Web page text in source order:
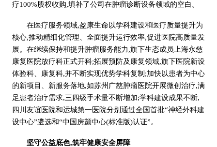
疗100%股权收购,填补了公司在肿瘤诊断设备领域的空白。
在医疗服务领域,盈康生命以学科建设和医疗质量提升为
核心,推动精细化管理、全面提升运行效率,促进医院高质量发
展。在继续保持和提升肿瘤服务能力,旗下生态成员上海永慈
康复医院放疗科正式开科;拓展预防及康复领域,旗下医院新设
体验科、康复科,并不断实现优势学科复制;加快以患者为中心
的新项目、新服务落地,如苏州广慈肿瘤医院开展微创治疗,满
足患者治疗需求,三四级手术量不断增加;学科建设成果不断,
四川友谊医院和运城第一医院分别通过全国首批“神经外科建
设中心”遴选和“中国房颤中心(标准版)认证”。
坚守公益底色,筑牢健康安全屏障